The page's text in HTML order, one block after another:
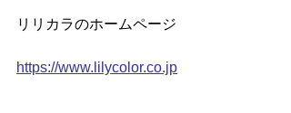
リリカラのホームページ
https://www.lilycolor.co.jp